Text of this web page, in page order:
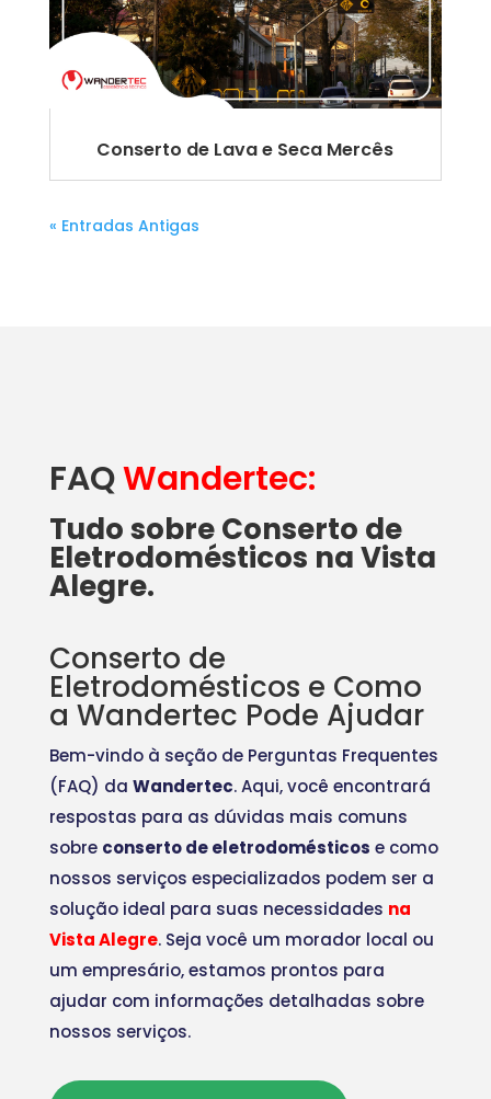
Conserto de Lava e Seca Mercês
« Entradas Antigas
FAQWandertec:
Tudo sobre Conserto de
Eletrodomésticos na Vista
Alegre.
Conserto de
Eletrodomésticos e Como
a Wandertec Pode Ajudar
Bem-vindo à seção de Perguntas Frequentes
(FAQ) da Wandertec. Aqui, você encontrará
respostas para as dúvidas mais comuns
sobre conserto de eletrodomésticos e como
nossos serviços especializados podem ser a
solução ideal para suas necessidades na
Vista Alegre. Seja você um morador local ou
um empresário, estamos prontos para
ajudar com informações detalhadas sobre
nossos serviços.